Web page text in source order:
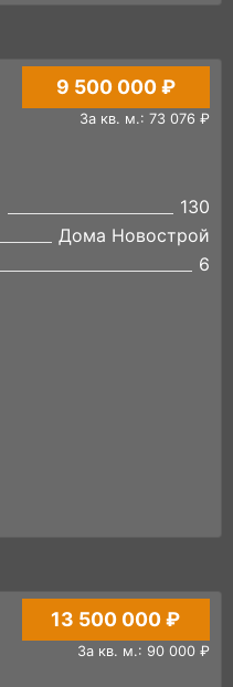
9 500 000 ₽
За кв. м.: 73 076 ₽
130
Дома Новострой
6
13 500 000 ₽
За кв. м.: 90 000 ₽